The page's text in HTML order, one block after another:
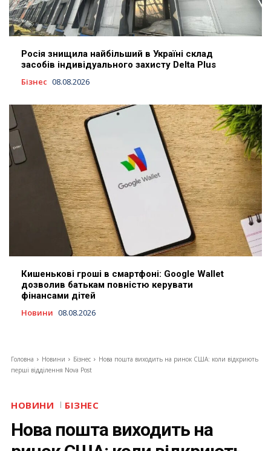
Росія знищила найбільший в Україні склад
засобів індивідуального захисту Delta Plus
Бізнес 08.08.2026
Кишенькові гроші в смартфоні: Google Wallet
дозволив батькам повністю керувати
фінансами дітей
Новини 08.08.2026